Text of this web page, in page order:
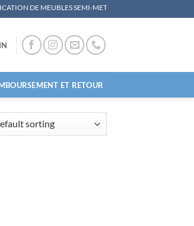
DE MEUBLES SEMI-METALLIQUES, MATERIEL DE
ET RETOUR